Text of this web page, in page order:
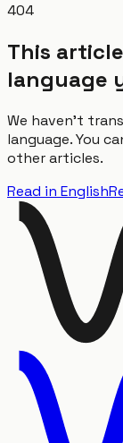
404
This
language
We haven't
language. You
other articles.
Read in English